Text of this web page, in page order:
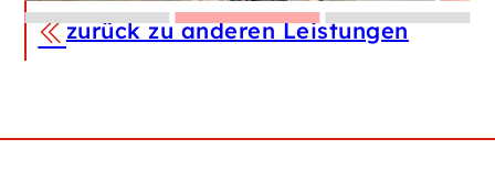
zurück zu anderen Leistungen